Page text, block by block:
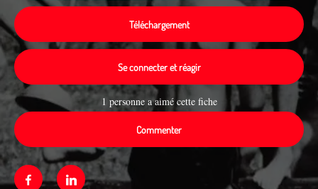
Téléchargement
Se connecter et réagir
1 personne a aimé cette fiche
Commenter
FacebookLinkedin